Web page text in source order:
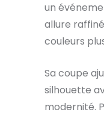
un
allure
couleurs
Sa coupe
silhouette
modernité.